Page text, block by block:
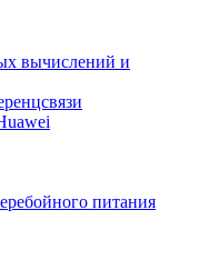
вычислений и
питания